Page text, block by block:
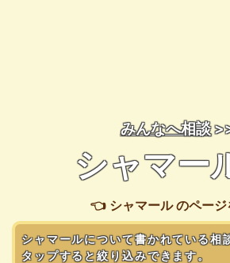
みんなへ相談
シャマー
👈 シャマール のページ
シャマールについて書かれている相
タップすると絞り込みできます。